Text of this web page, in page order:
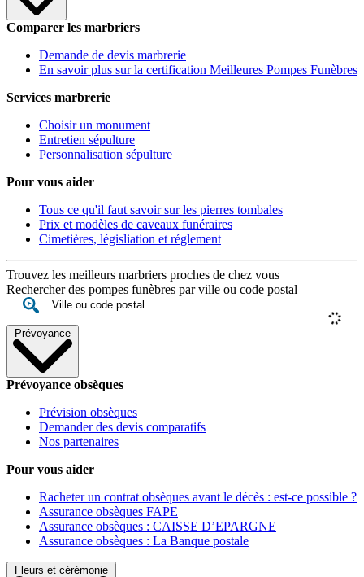
Comparer les marbriers
Demande de devis marbrerie
En savoir plus sur la certification Meilleures Pompes Funèbres
Services marbrerie
Choisir un monument
Entretien sépulture
Personnalisation sépulture
Pour vous aider
Tous ce qu'il faut savoir sur les pierres tombales
Prix et modèles de caveaux funéraires
Cimetières, législiation et réglement
Trouvez les meilleurs marbriers proches de chez vous
Rechercher des pompes funèbres par ville ou code postal
Prévoyance
Prévoyance obsèques
Prévision obsèques
Demander des devis comparatifs
Nos partenaires
Pour vous aider
Racheter un contrat obsèques avant le décès : est-ce possible ?
Assurance obsèques FAPE
Assurance obsèques : CAISSE D’EPARGNE
Assurance obsèques : La Banque postale
Fleurs et cérémonie